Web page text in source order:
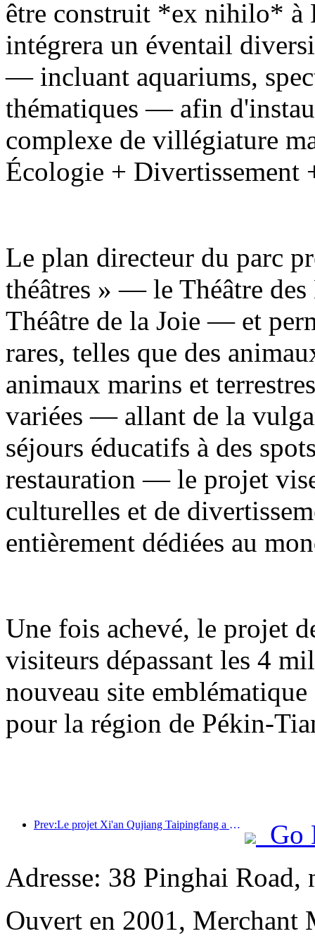
être construit *ex nihilo* à
intégrera un éventail
— incluant aquariums,
thématiques — afin
complexe de villégiature
Écologie + Divertissement
Le plan directeur du parc
théâtres » — le Théâtre
Théâtre de la Joie — et
rares, telles que des
animaux marins et
variées — allant de la
séjours éducatifs à des
restauration — le projet
culturelles et de
entièrement dédiées au
Une fois achevé, le projet
visiteurs dépassant les 4
nouveau site
pour la région de Pékin-
Prev:Le projet Xi'an Qujiang Taipingfang a officiellement débuté sa construction, avec une superficie totale de 137 000 mètres carrés.
Go
Adresse: 38 Pinghai Road,
Ouvert en 2001, Merchant